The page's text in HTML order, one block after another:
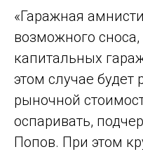
«Гаражная
возможного
капитальных
этом случае будет
рыночной
оспаривать,
Попов. При этом